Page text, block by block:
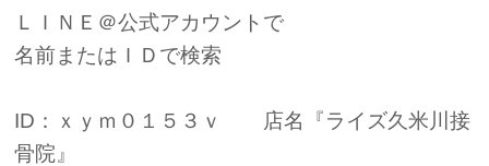
ＬＩＮＥ＠公式アカウントで
名前またはＩＤで検索
ID：ｘｙｍ０１５３ｖ 店名『ライズ久米川接
骨院』